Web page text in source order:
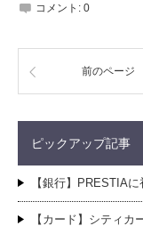
コメント: 0
前のページ
ピックアップ記事
【銀行】PRESTIA
【カード】シティ